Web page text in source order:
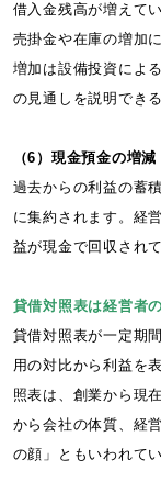
借入金残高が増えて
売掛金や在庫の増加
増加は設備投資によ
の見通しを説明でき
（6）現金預金の増減
過去からの利益の蓄
に集約されます。経
益が現金で回収され
貸借対照表は経営者
貸借対照表が一定期
用の対比から利益を
照表は、創業から現
から会社の体質、経
の顔」ともいわれてい